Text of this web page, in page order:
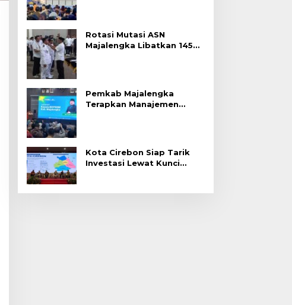
Rotasi Mutasi ASN
Majalengka Libatkan 145
Pemkab Majalengka
Terapkan Manajemen
Kota Cirebon Siap Tarik
Investasi Lewat Kunci